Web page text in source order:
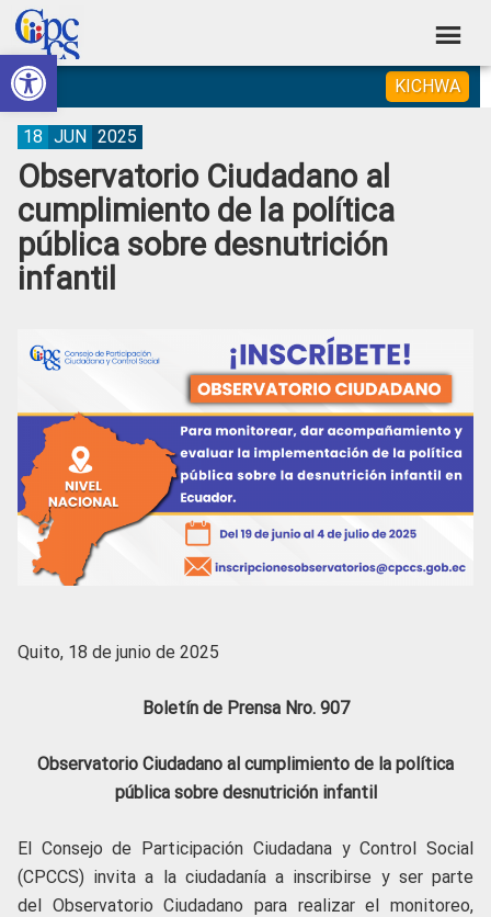
Abrir barra de herramientas
Skip
to
primary
navigation
Skip
to
main
content
Skip
to
primary
sidebar
Skip
to
footer
Consejo
de
Participación
Ciudadana
Control
Social
Construyendo
Poder
Ciudadano
KICHWA
Observatorio Ciudadano al
cumplimiento de la política
pública sobre desnutrición
infantil
18 JUN 2025
Quito, 18 de junio de 2025
Boletín de Prensa Nro. 907
Observatorio Ciudadano al cumplimiento de la política
pública sobre desnutrición infantil
El Consejo de Participación Ciudadana y Control Social
(CPCCS) invita a la ciudadanía a inscribirse y ser parte
del Observatorio Ciudadano para realizar el monitoreo,